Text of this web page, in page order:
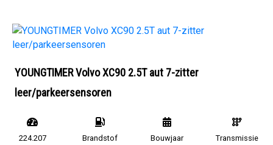
YOUNGTIMER Volvo XC90 2.5T aut 7-zitter
leer/parkeersensoren
224.207
Brandstof
Bouwjaar
Transmissie